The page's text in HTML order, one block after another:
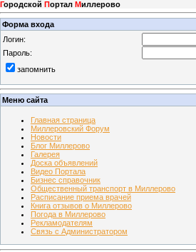
Городской Портал Миллерово
Форма входа
Логин:
Пароль:
запомнить
Меню сайта
Главная страница
Миллеровский Форум
Новости
Блог Миллерово
Галерея
Доска объявлений
Видео Портала
Бизнес справочник
Общественный транспорт в Миллерово
Расписание приема врачей
Книга отзывов о Миллерово
Погода в Миллерово
Рекламодателям
Связь с Администратором